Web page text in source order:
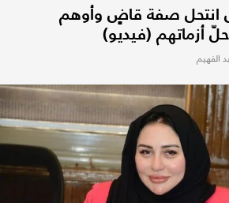
صفة قاضٍ وأوهم
أزماتهم (فيديو)
الفهيم